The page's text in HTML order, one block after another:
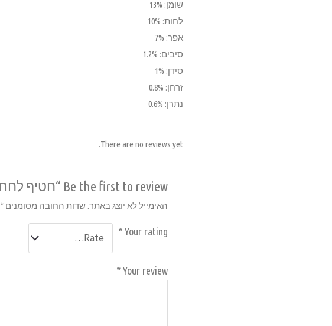
שומן: 13%
לחות: 10%
אפר: 7%
סיבים: 1.2%
סידן: 1%
זרחן: 0.8%
נתרן: 0.6%
There are no reviews yet.
Be the first to review “חטיף לחתול פרימה קט קראנצ’י הרינג 40 גרם”
האימייל לא יוצג באתר. שדות החובה מסומנים*
Your rating
*
Your review
*